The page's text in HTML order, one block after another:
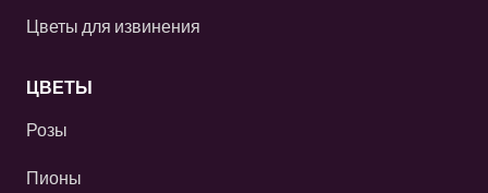
Цветы для извинения
ЦВЕТЫ
Розы
Пионы